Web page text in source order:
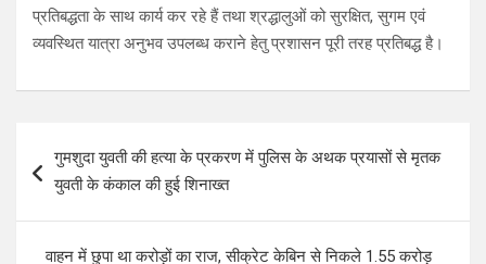
प्रतिबद्धता के साथ कार्य कर रहे हैं तथा श्रद्धालुओं को सुरक्षित, सुगम एवं
व्यवस्थित यात्रा अनुभव उपलब्ध कराने हेतु प्रशासन पूरी तरह प्रतिबद्ध है।
navigation
गुमशुदा युवती की हत्या के प्रकरण में पुलिस के अथक प्रयासों से मृतक
युवती के कंकाल की हुई शिनाख्त
वाहन में छुपा था करोड़ों का राज, सीक्रेट केबिन से निकले 1.55 करोड़